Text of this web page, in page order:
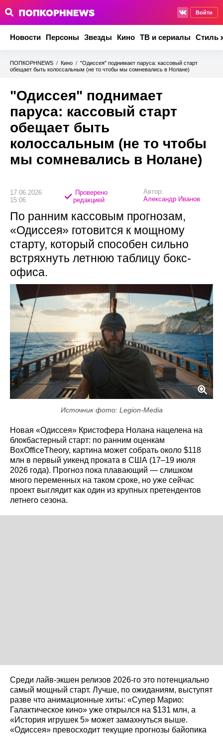
Войти
Новости Персоны Звезды Кино ТВ и сериалы Стиль
ПОПКОРНNEWS / Кино / "Одиссея" поднимает паруса: кассовый старт
обещает быть колоссальным (не то чтобы мы сомневались в Нолане)
"Одиссея" поднимает
паруса: кассовый старт
обещает быть
колоссальным (не то чтобы
мы сомневались в Нолане)
17.06.2026
15:06
Проверено
редакцией
Автор:
Александр Иванов
По ранним кассовым прогнозам,
«Одиссея» готовится к мощному
старту, который способен сильно
встряхнуть летнюю таблицу бокс-
офиса.
Источник фото: Legion-Media
Новая «Одиссея» Кристофера Нолана нацелена на
блокбастерный старт: по ранним оценкам
BoxOfficeTheory, картина может собрать около $118
млн в первый уикенд проката в США (17–19 июля
2026 года). Прогноз пока плавающий — слишком
много переменных на таком сроке, но уже сейчас
проект выглядит как один из крупных претендентов
летнего сезона.
Среди лайв‑экшен релизов 2026‑го это потенциально
самый мощный старт. Лучше, по ожиданиям, выступят
разве что анимационные хиты: «Супер Марио:
Галактическое кино» уже открылся на $131 млн, а
«История игрушек 5» может замахнуться выше.
«Одиссея» превосходит текущие прогнозы байопика